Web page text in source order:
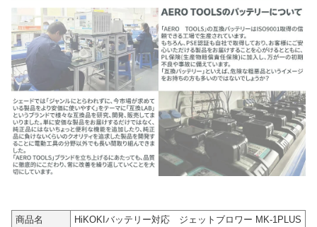
商品名 HiKOKIバッテリー対応 ジェットブロワー MK-1PLUS